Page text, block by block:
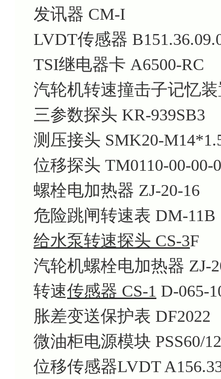
发讯器 CM-I
LVDT传感器
TSI继电器卡 A6500-RC
汽轮机转速撞击子记忆
三参数探头 KR-939SB3
测压接头 SMK20-
位移探头 TM0110-00-00-
螺栓电加热器 ZJ-20-16
危险跳闸转速表 DM-11B
给水泵转速探头 CS-3F
汽轮机螺栓电加热器 ZJ-
转速传感器 CS-1 D-065-
胀差变送保护表 DF2022
微油柜电源模块 PSS60/
位移传感器LVDT